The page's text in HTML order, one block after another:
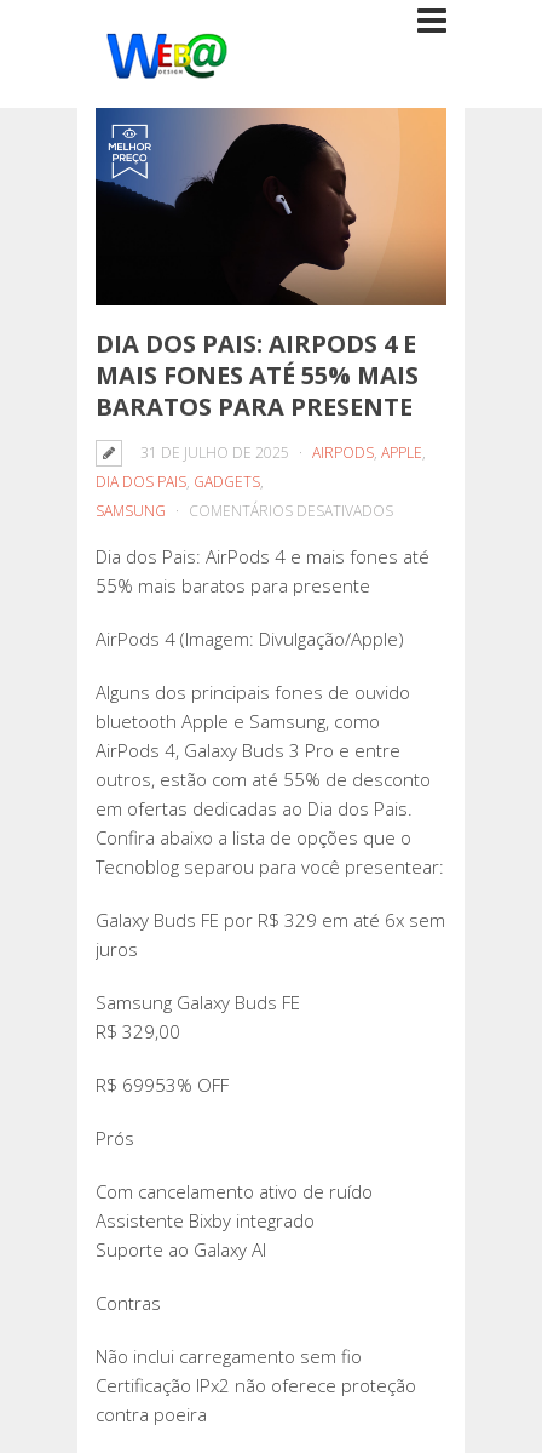
DIA DOS PAIS: AIRPODS 4 E
MAIS FONES ATÉ 55% MAIS
BARATOS PARA PRESENTE
31 DE JULHO DE 2025 AIRPODS, APPLE,
DIA DOS PAIS, GADGETS,
SAMSUNG
COMENTÁRIOS DESATIVADOSEM
DOS
4
E
ATÉ
55%
BARATOS
PRESENTE
Dia dos Pais: AirPods 4 e mais fones até
55% mais baratos para presente
AirPods 4 (Imagem: Divulgação/Apple)
Alguns dos principais fones de ouvido
bluetooth Apple e Samsung, como
AirPods 4, Galaxy Buds 3 Pro e entre
outros, estão com até 55% de desconto
em ofertas dedicadas ao Dia dos Pais.
Confira abaixo a lista de opções que o
Tecnoblog separou para você presentear:
Galaxy Buds FE por R$ 329 em até 6x sem
juros
Samsung Galaxy Buds FE
R$ 329,00
R$ 69953% OFF
Prós
Com cancelamento ativo de ruído
Assistente Bixby integrado
Suporte ao Galaxy AI
Contras
Não inclui carregamento sem fio
Certificação IPx2 não oferece proteção
contra poeira